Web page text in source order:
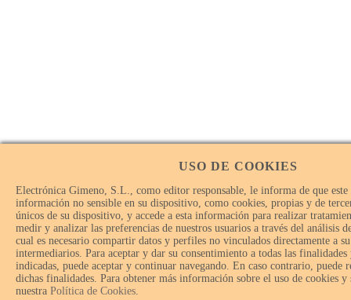
USO DE COOKIES
Electrónica Gimeno, S.L., como editor responsable, le informa de que este
información no sensible en su dispositivo, como cookies, propias y de
únicos de su dispositivo, y accede a esta información para realizar
medir y analizar las preferencias de nuestros usuarios a través del análisis
cual es necesario compartir datos y perfiles no vinculados directamente a
intermediarios. Para aceptar y dar su consentimiento a todas las
indicadas, puede aceptar y continuar navegando. En caso contrario, puede
dichas finalidades. Para obtener más información sobre el uso de cookies y
nuestra Política de Cookies.